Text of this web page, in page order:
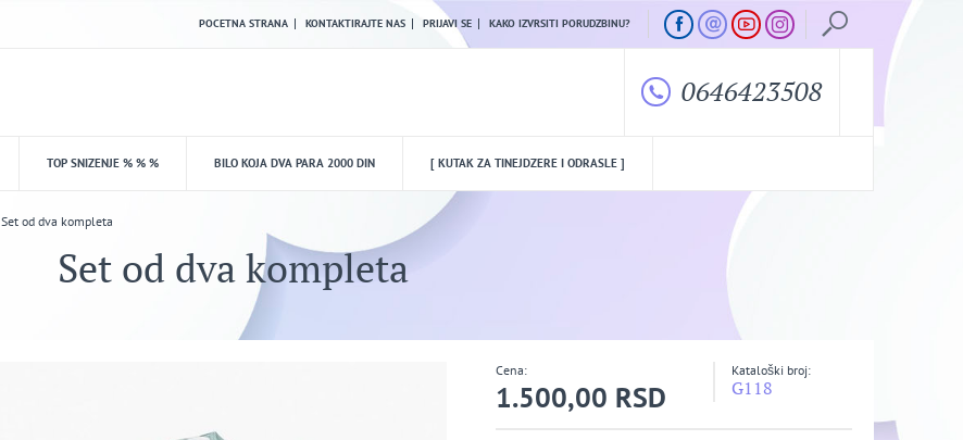
POCETNA STRANA KONTAKTIRAJTE NAS PRIJAVI SE KAKO IZVRSITI PORUDZBINU?
0646423508
TOP SNIZENJE % % % BILO KOJA DVA PARA 2000 DIN [ KUTAK ZA TINEJDZERE I ODRASLE ]
Set od dva kompleta
Set od dva kompleta
Cena:
1.500,00 RSD
Kataloški broj:
G118